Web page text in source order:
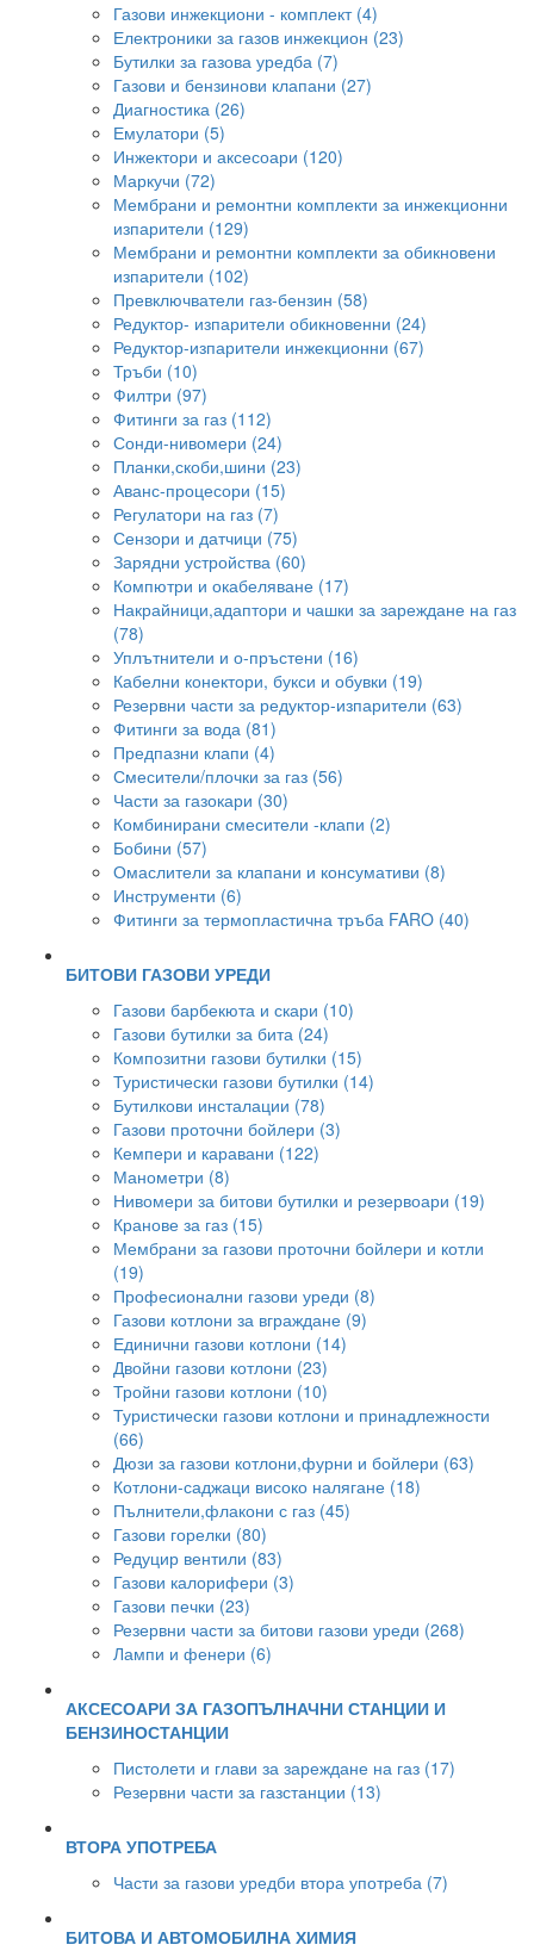
Газови инжекциони - комплект (4)
Електроники за газов инжекцион (23)
Бутилки за газова уредба (7)
Газови и бензинови клапани (27)
Диагностика (26)
Емулатори (5)
Инжектори и аксесоари (120)
Маркучи (72)
Мембрани и ремонтни комплекти за инжекционни
изпарители (129)
Мембрани и ремонтни комплекти за обикновени
изпарители (102)
Превключватели газ-бензин (58)
Редуктор- изпарители обикновенни (24)
Редуктор-изпарители инжекционни (67)
Тръби (10)
Филтри (97)
Фитинги за газ (112)
Сонди-нивомери (24)
Планки,скоби,шини (23)
Аванс-процесори (15)
Регулатори на газ (7)
Сензори и датчици (75)
Зарядни устройства (60)
Компютри и окабеляване (17)
Накрайници,адаптори и чашки за зареждане на газ
(78)
Уплътнители и о-пръстени (16)
Кабелни конектори, букси и обувки (19)
Резервни части за редуктор-изпарители (63)
Фитинги за вода (81)
Предпазни клапи (4)
Смесители/плочки за газ (56)
Части за газокари (30)
Комбинирани смесители -клапи (2)
Бобини (57)
Омаслители за клапани и консумативи (8)
Инструменти (6)
Фитинги за термопластична тръба FARO (40)
БИТОВИ ГАЗОВИ УРЕДИ
Газови барбекюта и скари (10)
Газови бутилки за бита (24)
Композитни газови бутилки (15)
Туристически газови бутилки (14)
Бутилкови инсталации (78)
Газови проточни бойлери (3)
Кемпери и каравани (122)
Манометри (8)
Нивомери за битови бутилки и резервоари (19)
Кранове за газ (15)
Мембрани за газови проточни бойлери и котли
(19)
Професионални газови уреди (8)
Газови котлони за вграждане (9)
Единични газови котлони (14)
Двойни газови котлони (23)
Тройни газови котлони (10)
Туристически газови котлони и принадлежности
(66)
Дюзи за газови котлони,фурни и бойлери (63)
Котлони-саджаци високо налягане (18)
Пълнители,флакони с газ (45)
Газови горелки (80)
Редуцир вентили (83)
Газови калорифери (3)
Газови печки (23)
Резервни части за битови газови уреди (268)
Лампи и фенери (6)
АКСЕСОАРИ ЗА ГАЗОПЪЛНАЧНИ СТАНЦИИ И
БЕНЗИНОСТАНЦИИ
Пистолети и глави за зареждане на газ (17)
Резервни части за газстанции (13)
ВТОРА УПОТРЕБА
Части за газови уредби втора употреба (7)
БИТОВА И АВТОМОБИЛНА ХИМИЯ